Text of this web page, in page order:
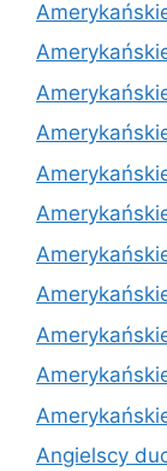
Angielscy